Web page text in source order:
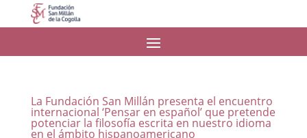
La Fundación San Millán presenta el encuentro
internacional ‘Pensar en español’ que pretende
potenciar la filosofía escrita en nuestro idioma
en el ámbito hispanoamericano